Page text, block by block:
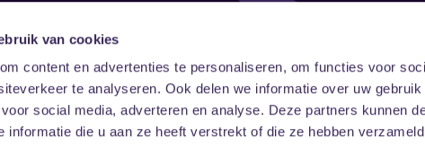
van cookies
content en advertenties te personaliseren, om functies voor
te analyseren. Ook delen we informatie over uw gebruik
social media, adverteren en analyse. Deze partners kunnen
informatie die u aan ze heeft verstrekt of die ze hebben
Follow
FacebookInstagramLinkedIn
Onze